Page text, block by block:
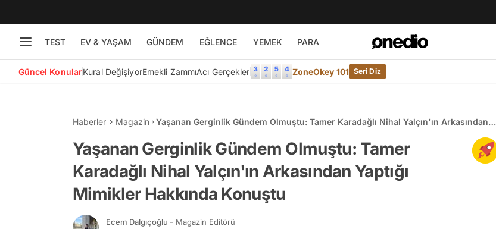
TEST EV & YAŞAM GÜNDEM EĞLENCE YEMEK PARA
Güncel KonularKural DeğişiyorEmekli ZammıAcı Gerçekler ZoneOkey 101 Seri Diz
Haberler Magazin
Yaşanan Gerginlik Gündem Olmuştu: Tamer Karadağlı Nihal Yalçın'ın Arkasından
Yaşanan Gerginlik Gündem Olmuştu: Tamer
Karadağlı Nihal Yalçın'ın Arkasından Yaptığı
Mimikler Hakkında Konuştu
Ecem Dalgıçoğlu - Magazin Editörü